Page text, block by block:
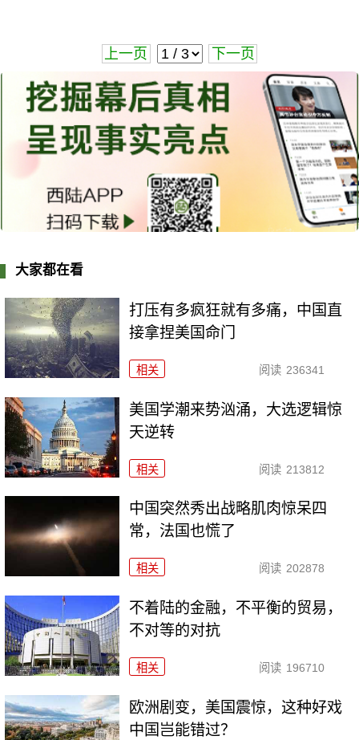
上一页 下一页
大家都在看
打压有多疯狂就有多痛，中国直
接拿捏美国命门
相关 阅读 236341
美国学潮来势汹涌，大选逻辑惊
天逆转
相关 阅读 213812
中国突然秀出战略肌肉惊呆四
常，法国也慌了
相关 阅读 202878
不着陆的金融，不平衡的贸易，
不对等的对抗
相关 阅读 196710
欧洲剧变，美国震惊，这种好戏
中国岂能错过？